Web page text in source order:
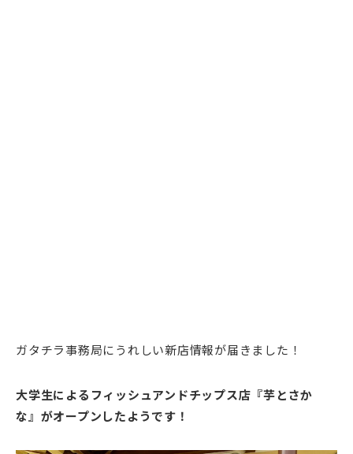
ガタチラ事務局にうれしい新店情報が届きました！
大学生によるフィッシュアンドチップス店『芋とさか
な』がオープンしたようです！